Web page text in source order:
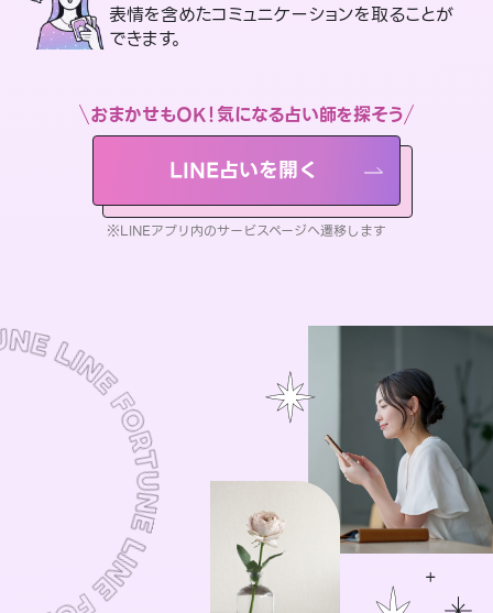
表情を含めたコミュニケーションを取ることが
できます。
おまかせもOK！気になる占い師を探そう
LINE占いを開く
※LINEアプリ内のサービスページへ遷移します